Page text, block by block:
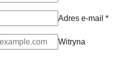
Adres e-mail *
Witryna